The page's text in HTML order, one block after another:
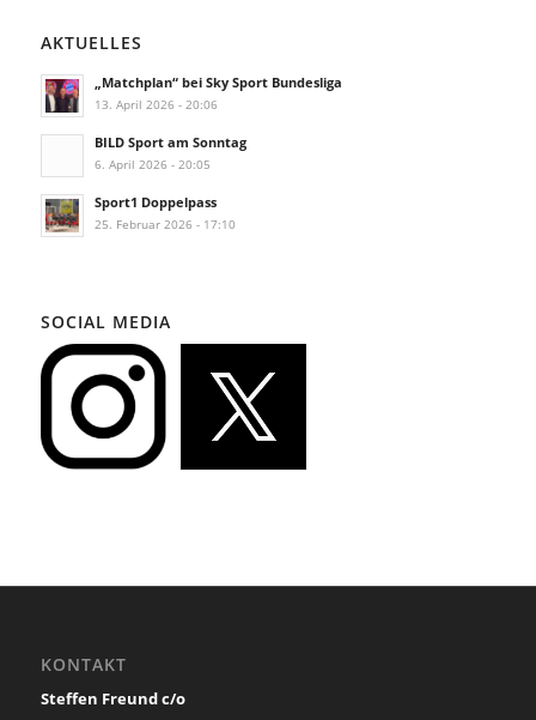
AKTUELLES
„Matchplan“ bei Sky Sport Bundesliga
13. April 2026 - 20:06
BILD Sport am Sonntag
6. April 2026 - 20:05
Sport1 Doppelpass
25. Februar 2026 - 17:10
SOCIAL MEDIA
KONTAKT
Steffen Freund c/o